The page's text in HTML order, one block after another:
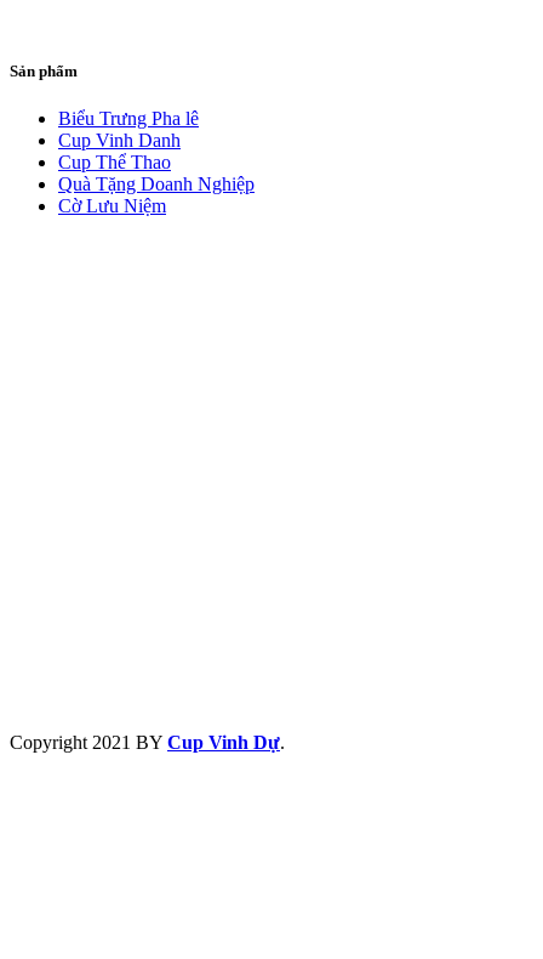
Sản phẩm
Biểu Trưng Pha lê
Cup Vinh Danh
Cup Thể Thao
Quà Tặng Doanh Nghiệp
Cờ Lưu Niệm
Copyright 2021 BY Cup Vinh Dự.